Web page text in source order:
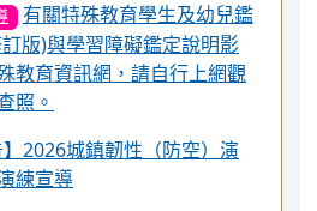
有關特殊教育學生及幼兒鑑
版)與學習障礙鑑定說明影
教育資訊網，請自行上網觀
照。
】2026城鎮韌性（防空）演
練宣導